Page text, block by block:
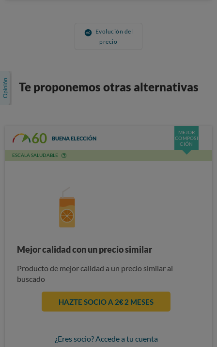
Evolución del
precio
Te proponemos otras alternativas
60 BUENA ELECCIÓN
MEJOR
COMPOSI
CIÓN
ESCALA SALUDABLE
Mejor calidad con un precio similar
Producto de mejor calidad a un precio similar al
buscado
HAZTE SOCIO A 2€ 2 MESES
¿Eres socio? Accede a tu cuenta